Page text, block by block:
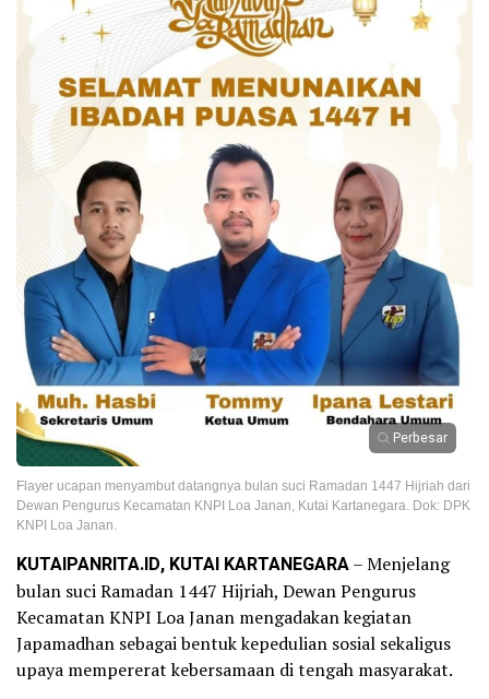
Perbesar
Flayer ucapan menyambut datangnya bulan suci Ramadan 1447 Hijriah dari
Dewan Pengurus Kecamatan KNPI Loa Janan, Kutai Kartanegara. Dok: DPK
KNPI Loa Janan.
KUTAIPANRITA.ID, KUTAI KARTANEGARA– Menjelang
bulan suci Ramadan 1447 Hijriah, Dewan Pengurus
Kecamatan KNPI Loa Janan mengadakan kegiatan
Japamadhan sebagai bentuk kepedulian sosial sekaligus
upaya mempererat kebersamaan di tengah masyarakat.